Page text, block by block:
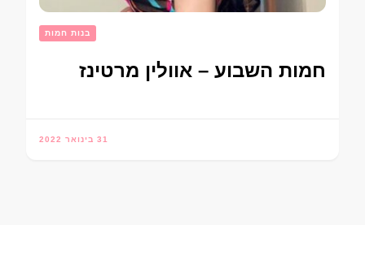
בנות חמות
חמות השבוע – אוולין מרטינז
31 בינואר 2022